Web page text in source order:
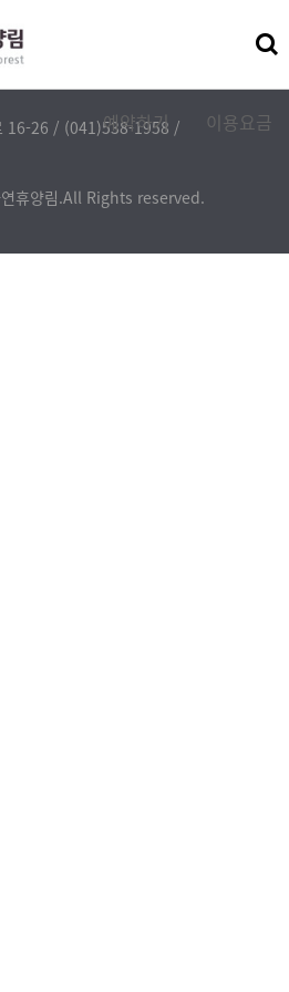
예약하기 이용요금
16-26 / (041)538-1958 /
휴양림.All Rights reserved.